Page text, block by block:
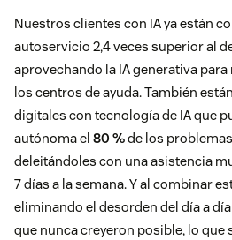
Nuestros clientes con IA ya están
autoservicio 2,4 veces superior al
aprovechando la IA generativa
los centros de ayuda. También
digitales con tecnología de IA que
autónoma el 80 %de los
deleitándoles con una asistencia
7 días a la semana. Y al combinar
eliminando el desorden del día a
que nunca creyeron posible, lo